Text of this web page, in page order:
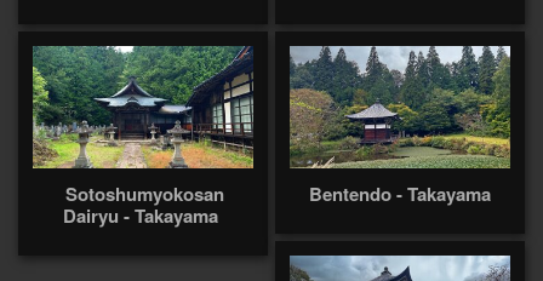
Sotoshumyokosan
Dairyu - Takayama
Bentendo - Takayama